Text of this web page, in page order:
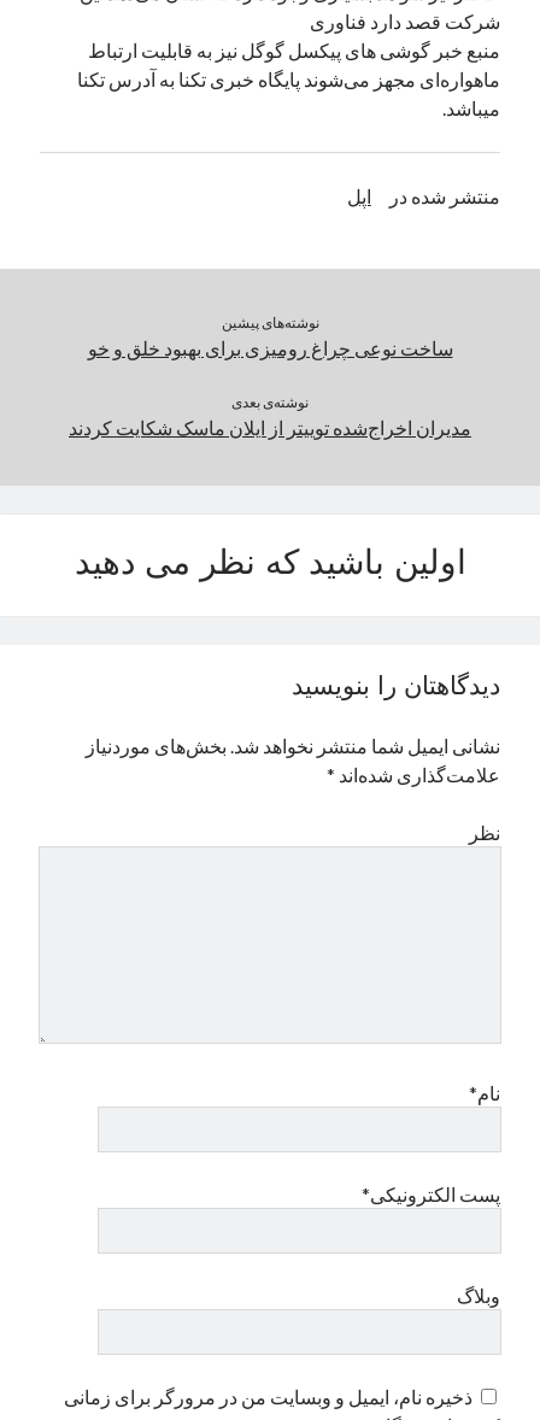
شرکت قصد دارد فناوری
منبع خبر گوشی های پیکسل گوگل نیز به قابلیت ارتباط
ماهواره‌ای مجهز می‌شوند پایگاه خبری تکنا به آدرس تکنا
میباشد.
منتشر شده در اپل
نوشته‌های پیشین
ساخت نوعی چراغ رومیزی برای بهبود خلق و خو
نوشته‌ی بعدی
مدیران اخراج‌شده توییتر از ایلان ماسک شکایت کردند
اولین باشید که نظر می دهید
دیدگاهتان را بنویسید
نشانی ایمیل شما منتشر نخواهد شد. بخش‌های موردنیاز
علامت‌گذاری شده‌اند *
نظر
نام*
پست الکترونیکی*
وبلاگ
ذخیره نام، ایمیل و وبسایت من در مرورگر برای زمانی